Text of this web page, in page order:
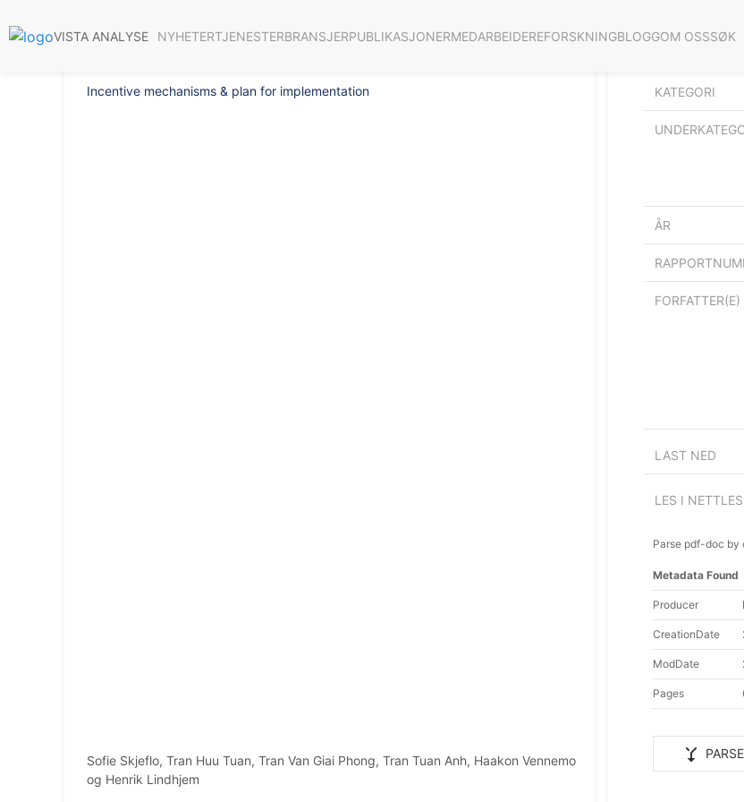
VISTA ANALYSE NYHETERTJENESTERBRANSJERPUBLIKASJONERMEDARBEIDEREFORSKNINGBLOGGOM OSSSØK
Incentive mechanisms & plan for implementation
Sofie Skjeflo, Tran Huu Tuan, Tran Van Giai Phong, Tran Tuan Anh, Haakon Vennemo
og Henrik Lindhjem
Incentive
KATEGORI
ÅR
FORFATTER(E)
LAST NED
LES I
Parse pdf-doc by
Metadata Found
Producer
CreationDate
ModDate
Pages
merge_type